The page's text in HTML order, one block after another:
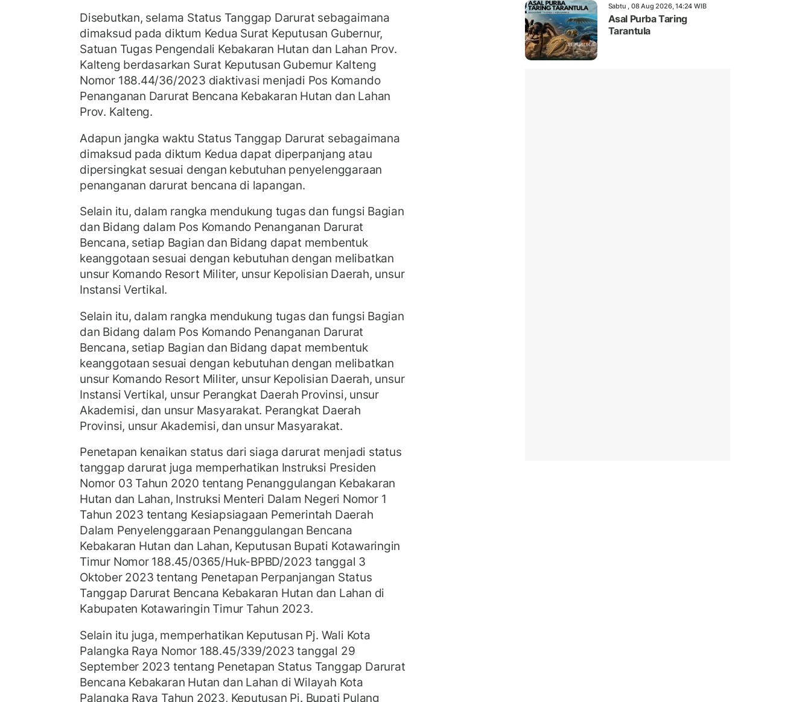
Disebutkan, selama Status Tanggap Darurat sebagaimana
dimaksud pada diktum Kedua Surat Keputusan Gubernur,
Satuan Tugas Pengendali Kebakaran Hutan dan Lahan Prov.
Kalteng berdasarkan Surat Keputusan Gubemur Kalteng
Nomor 188.44/36/2023 diaktivasi menjadi Pos Komando
Penanganan Darurat Bencana Kebakaran Hutan dan Lahan
Prov. Kalteng.
Adapun jangka waktu Status Tanggap Darurat sebagaimana
dimaksud pada diktum Kedua dapat diperpanjang atau
dipersingkat sesuai dengan kebutuhan penyelenggaraan
penanganan darurat bencana di lapangan.
Selain itu, dalam rangka mendukung tugas dan fungsi Bagian
dan Bidang dalam Pos Komando Penanganan Darurat
Bencana, setiap Bagian dan Bidang dapat membentuk
keanggotaan sesuai dengan kebutuhan dengan melibatkan
unsur Komando Resort Militer, unsur Kepolisian Daerah, unsur
Instansi Vertikal.
Selain itu, dalam rangka mendukung tugas dan fungsi Bagian
dan Bidang dalam Pos Komando Penanganan Darurat
Bencana, setiap Bagian dan Bidang dapat membentuk
keanggotaan sesuai dengan kebutuhan dengan melibatkan
unsur Komando Resort Militer, unsur Kepolisian Daerah, unsur
Instansi Vertikal, unsur Perangkat Daerah Provinsi, unsur
Akademisi, dan unsur Masyarakat. Perangkat Daerah
Provinsi, unsur Akademisi, dan unsur Masyarakat.
Penetapan kenaikan status dari siaga darurat menjadi status
tanggap darurat juga memperhatikan Instruksi Presiden
Nomor 03 Tahun 2020 tentang Penanggulangan Kebakaran
Hutan dan Lahan, Instruksi Menteri Dalam Negeri Nomor 1
Tahun 2023 tentang Kesiapsiagaan Pemerintah Daerah
Dalam Penyelenggaraan Penanggulangan Bencana
Kebakaran Hutan dan Lahan, Keputusan Bupati Kotawaringin
Timur Nomor 188.45/0365/Huk-BPBD/2023 tanggal 3
Oktober 2023 tentang Penetapan Perpanjangan Status
Tanggap Darurat Bencana Kebakaran Hutan dan Lahan di
Kabupaten Kotawaringin Timur Tahun 2023.
Selain itu juga, memperhatikan Keputusan Pj. Wali Kota
Palangka Raya Nomor 188.45/339/2023 tanggal 29
September 2023 tentang Penetapan Status Tanggap Darurat
Bencana Kebakaran Hutan dan Lahan di Wilayah Kota
Palangka Raya Tahun 2023, Keputusan Pj. Bupati Pulang
Sabtu , 08 Aug 2026, 14:24 WIB
Asal Purba Taring
Tarantula